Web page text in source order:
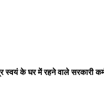
स्वयं के घर में रहने वाले सरकारी